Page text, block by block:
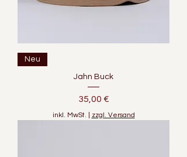
Neu
Jahn Buck
Preis
35,00 €
inkl. MwSt. zzgl. Versand